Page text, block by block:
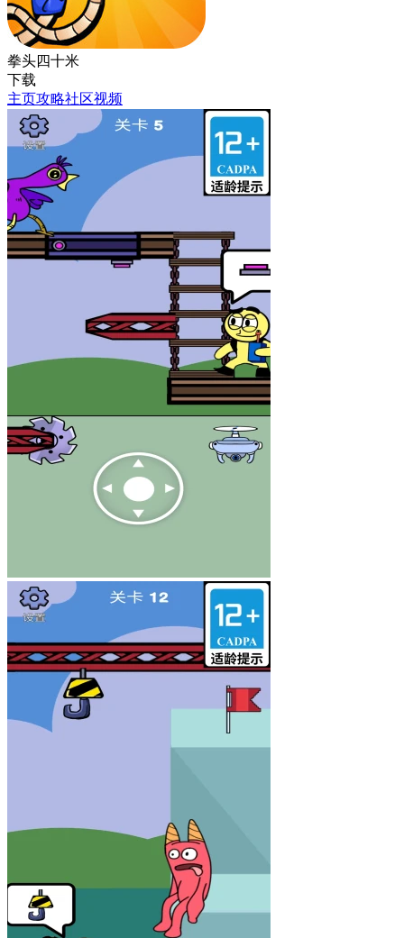
拳头四十米
下载
主页攻略社区视频